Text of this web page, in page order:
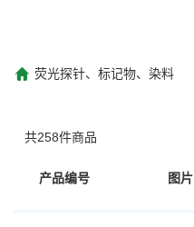
荧光探针、标记物、染料
共258件商品
产品编号 图片